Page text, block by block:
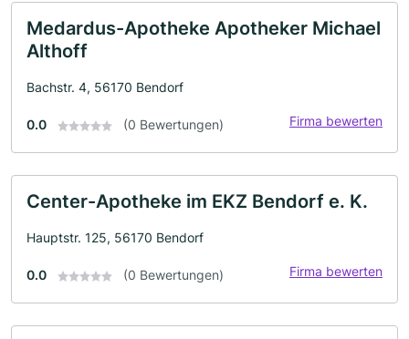
Medardus-Apotheke Apotheker Michael
Althoff
Bachstr. 4, 56170 Bendorf
0.0 (0 Bewertungen) Firma bewerten
Center-Apotheke im EKZ Bendorf e. K.
Hauptstr. 125, 56170 Bendorf
0.0 (0 Bewertungen) Firma bewerten